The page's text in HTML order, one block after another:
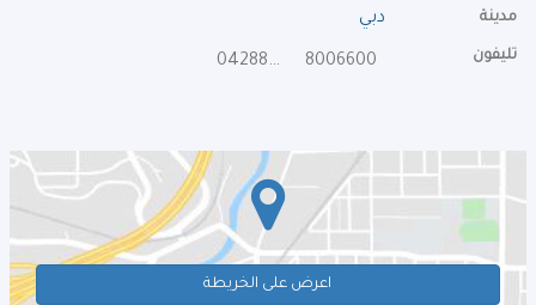
مدينة دبي
تليفون 8006600
042886607
اعرض على الخريطة